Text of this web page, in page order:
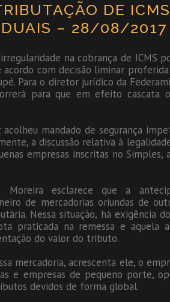
DE
– 28/08/2017
na cobrança de ICMS
acordo com decisão liminar
Para o diretor jurídico da
para que em efeito cascata
acolheu mandado de segurança
a discussão relativa à
empresas inscritas no
Moreira esclarece que a
de mercadorias oriundas de
Nessa situação, há exigência
praticada na remessa e aquela
do valor do tributo.
mercadoria, acrescenta ele, o
e empresas de pequeno porte,
devidos de forma global.